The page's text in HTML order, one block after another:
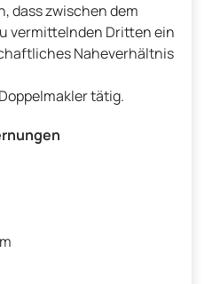
dass zwischen dem
vermittelnden Dritten ein
Naheverhältnis
tätig.